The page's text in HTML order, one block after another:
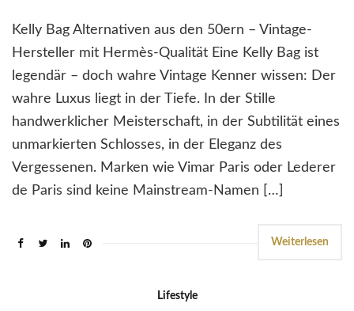
Kelly Bag Alternativen aus den 50ern – Vintage-
Hersteller mit Hermès-Qualität Eine Kelly Bag ist
legendär – doch wahre Vintage Kenner wissen: Der
wahre Luxus liegt in der Tiefe. In der Stille
handwerklicher Meisterschaft, in der Subtilität eines
unmarkierten Schlosses, in der Eleganz des
Vergessenen. Marken wie Vimar Paris oder Lederer
de Paris sind keine Mainstream-Namen […]
Weiterlesen
Lifestyle